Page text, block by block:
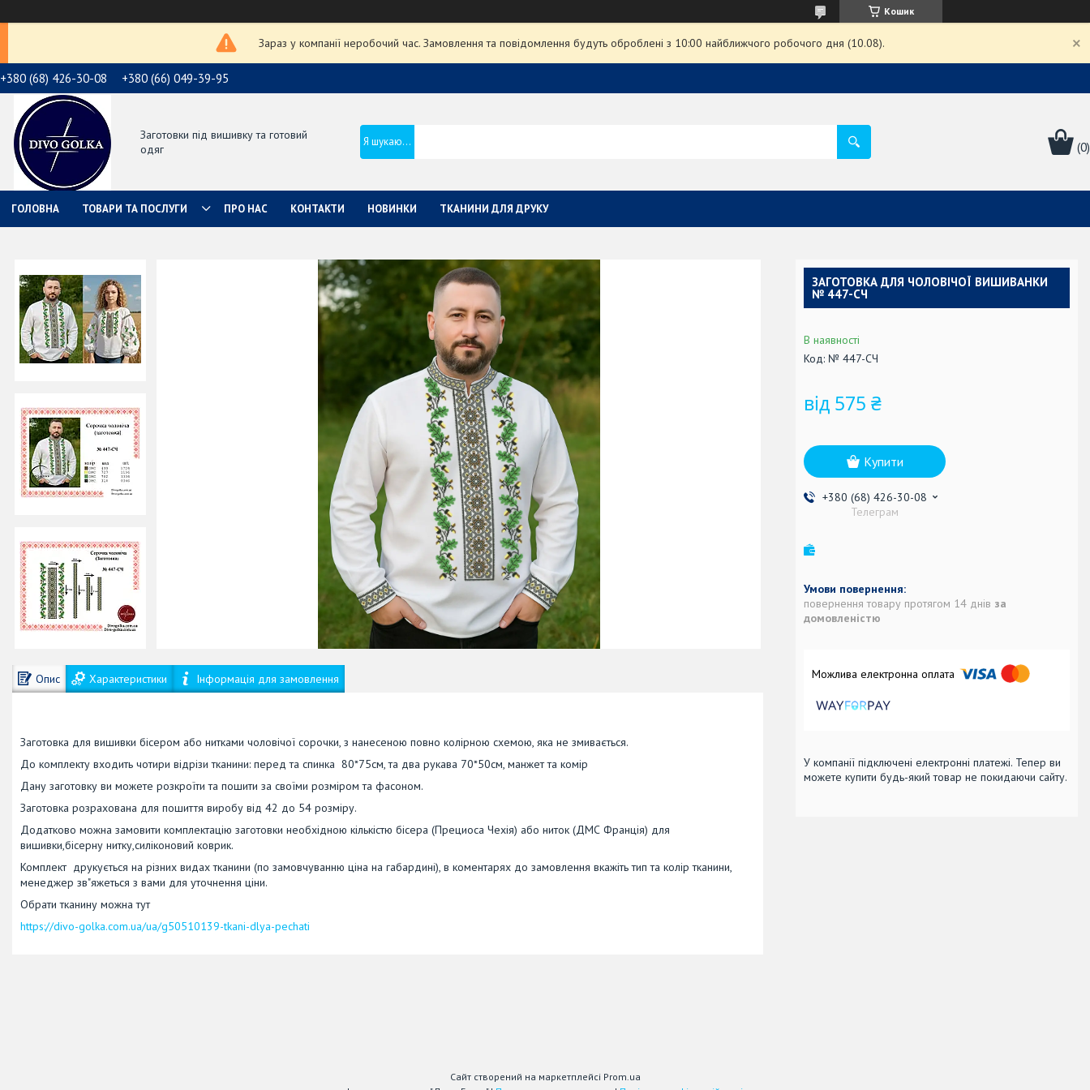
Кошик
Зараз у компанії неробочий час. Замовлення та повідомлення будуть оброблені з 10:00 найближчого робочого дня (10.08).
+380 (68) 426-30-08 +380 (66) 049-39-95
Заготовки під вишивку та готовий
одяг
ГОЛОВНА ТОВАРИ ТА ПОСЛУГИ ПРО НАС КОНТАКТИ НОВИНКИ ТКАНИНИ ДЛЯ ДРУКУ
Опис Характеристики Інформація для замовлення
Заготовка для вишивки бісером або нитками чоловічої сорочки, з нанесеною повно колірною схемою, яка не змивається.
До комплекту входить чотири відрізи тканини: перед та спинка 80*75см, та два рукава 70*50см, манжет та комір
Дану заготовку ви можете розкроїти та пошити за своїми розміром та фасоном.
Заготовка розрахована для пошиття виробу від 42 до 54 розміру.
Додатково можна замовити комплектацію заготовки необхідною кількістю бісера (Прециоса Чехія) або ниток (ДМС Франція) для
вишивки,бісерну нитку,силіконовий коврик.
Комплект друкується на різних видах тканини (по замовчуванню ціна на габардині), в коментарях до замовлення вкажіть тип та колір тканини,
менеджер зв"яжеться з вами для уточнення ціни.
Обрати тканину можна тут
https://divo-golka.com.ua/ua/g50510139-tkani-dlya-pechati
ЗАГОТОВКА ДЛЯ ЧОЛОВІЧОЇ ВИШИВАНКИ
№ 447-СЧ
В наявності
Код: № 447-СЧ
від 575 ₴
Купити
+380 (68) 426-30-08
Телеграм
повернення товару протягом 14 днів за
домовленістю
У компанії підключені електронні платежі. Тепер ви
можете купити будь-який товар не покидаючи сайту.
Сайт створений на маркетплейсі Prom.ua